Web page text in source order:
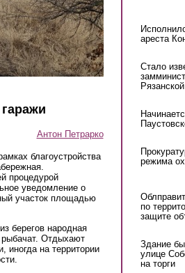
Антон Петрарко
благоустройства
процедурой
уведомление о
участок площадью
берегов народная
Отдыхают
иногда на территории
ареста
Стало
режима
по
защите
Здание
улице
на торги